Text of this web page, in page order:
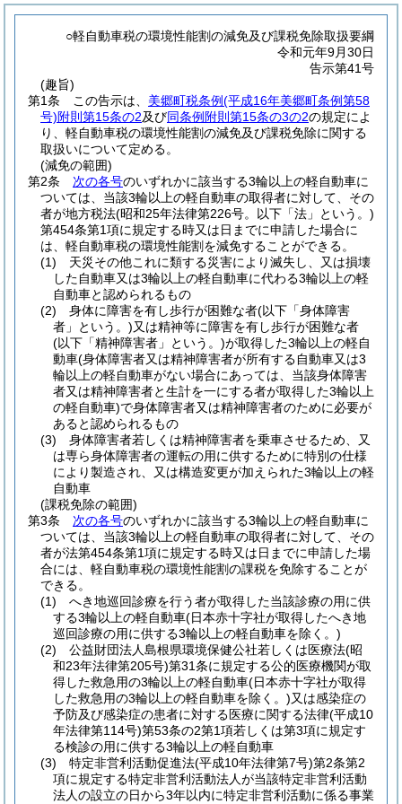
○軽自動車税の環境性能割の減免及び課税免除取扱要綱
令和元年9月30日
告示第41号
(趣旨)
第1条
この告示は、 美郷町税条例(平成16年美郷町条例第58
号)附則第15条の2及び同条例附則第15条の3の2の規定によ
り、軽自動車税の環境性能割の減免及び課税免除に関する
取扱いについて定める。
(減免の範囲)
第2条
次の各号のいずれかに該当する3輪以上の軽自動車に
ついては、当該3輪以上の軽自動車の取得者に対して、その
者が地方税法(昭和25年法律第226号。以下「法」という。)
第454条第1項に規定する時又は日までに申請した場合に
は、軽自動車税の環境性能割を減免することができる。
(1)
天災その他これに類する災害により滅失し、又は損壊
した自動車又は3輪以上の軽自動車に代わる3輪以上の軽
自動車と認められるもの
(2)
身体に障害を有し歩行が困難な者(以下「身体障害
者」という。)又は精神等に障害を有し歩行が困難な者
(以下「精神障害者」という。)が取得した3輪以上の軽自
動車(身体障害者又は精神障害者が所有する自動車又は3
輪以上の軽自動車がない場合にあっては、当該身体障害
者又は精神障害者と生計を一にする者が取得した3輪以上
の軽自動車)で身体障害者又は精神障害者のために必要が
あると認められるもの
(3)
身体障害者若しくは精神障害者を乗車させるため、又
は専ら身体障害者の運転の用に供するために特別の仕様
により製造され、又は構造変更が加えられた3輪以上の軽
自動車
(課税免除の範囲)
第3条
次の各号のいずれかに該当する3輪以上の軽自動車に
ついては、当該3輪以上の軽自動車の取得者に対して、その
者が法第454条第1項に規定する時又は日までに申請した場
合には、軽自動車税の環境性能割の課税を免除することが
できる。
(1)
へき地巡回診療を行う者が取得した当該診療の用に供
する3輪以上の軽自動車(日本赤十字社が取得したへき地
巡回診療の用に供する3輪以上の軽自動車を除く。)
(2)
公益財団法人島根県環境保健公社若しくは医療法(昭
和23年法律第205号)第31条に規定する公的医療機関が取
得した救急用の3輪以上の軽自動車(日本赤十字社が取得
した救急用の3輪以上の軽自動車を除く。)又は感染症の
予防及び感染症の患者に対する医療に関する法律(平成10
年法律第114号)第53条の2第1項若しくは第3項に規定す
る検診の用に供する3輪以上の軽自動車
(3)
特定非営利活動促進法(平成10年法律第7号)第2条第2
項に規定する特定非営利活動法人が当該特定非営利活動
法人の設立の日から3年以内に特定非営利活動に係る事業